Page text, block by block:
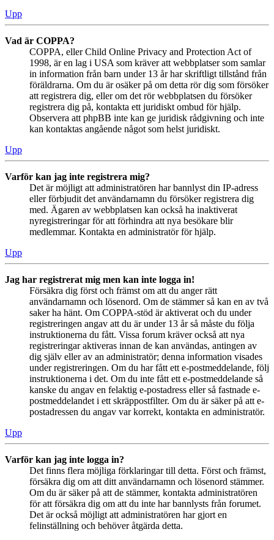
Upp
Vad är COPPA?
COPPA, eller Child Online Privacy and Protection Act of
1998, är en lag i USA som kräver att webbplatser som samlar
in information från barn under 13 år har skriftligt tillstånd från
föräldrarna. Om du är osäker på om detta rör dig som försöker
att registrera dig, eller om det rör webbplatsen du försöker
registrera dig på, kontakta ett juridiskt ombud för hjälp.
Observera att phpBB inte kan ge juridisk rådgivning och inte
kan kontaktas angående något som helst juridiskt.
Upp
Varför kan jag inte registrera mig?
Det är möjligt att administratören har bannlyst din IP-adress
eller förbjudit det användarnamn du försöker registrera dig
med. Ägaren av webbplatsen kan också ha inaktiverat
nyregistreringar för att förhindra att nya besökare blir
medlemmar. Kontakta en administratör för hjälp.
Upp
Jag har registrerat mig men kan inte logga in!
Försäkra dig först och främst om att du anger rätt
användarnamn och lösenord. Om de stämmer så kan en av två
saker ha hänt. Om COPPA-stöd är aktiverat och du under
registreringen angav att du är under 13 år så måste du följa
instruktionerna du fått. Vissa forum kräver också att nya
registreringar aktiveras innan de kan användas, antingen av
dig själv eller av an administratör; denna information visades
under registreringen. Om du har fått ett e-postmeddelande, följ
instruktionerna i det. Om du inte fått ett e-postmeddelande så
kanske du angav en felaktig e-postadress eller så fastnade e-
postmeddelandet i ett skräppostfilter. Om du är säker på att e-
postadressen du angav var korrekt, kontakta en administratör.
Upp
Varför kan jag inte logga in?
Det finns flera möjliga förklaringar till detta. Först och främst,
försäkra dig om att ditt användarnamn och lösenord stämmer.
Om du är säker på att de stämmer, kontakta administratören
för att försäkra dig om att du inte har bannlysts från forumet.
Det är också möjligt att administratören har gjort en
felinställning och behöver åtgärda detta.